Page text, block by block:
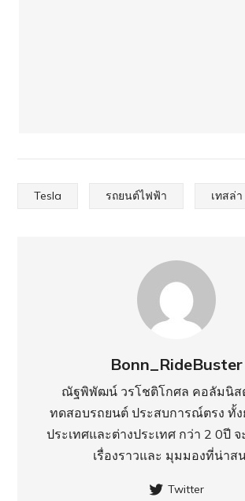
Tesla รถยนต์ไฟฟ้า เทสล่า
Bonn_RideBuster
ณัฐพิพัฒน์ วรโชติโกศล คอลัมนิส
ทดสอบรถยนต์ ประสบการณ์ตรง ทั้
ประเทศ​และต่างประเทศ กว่า 2 0ปี จ
เรื่องราวและ มุมมองที่น่าส
Twitter